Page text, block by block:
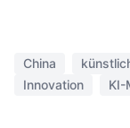
China
Innovation
KI-